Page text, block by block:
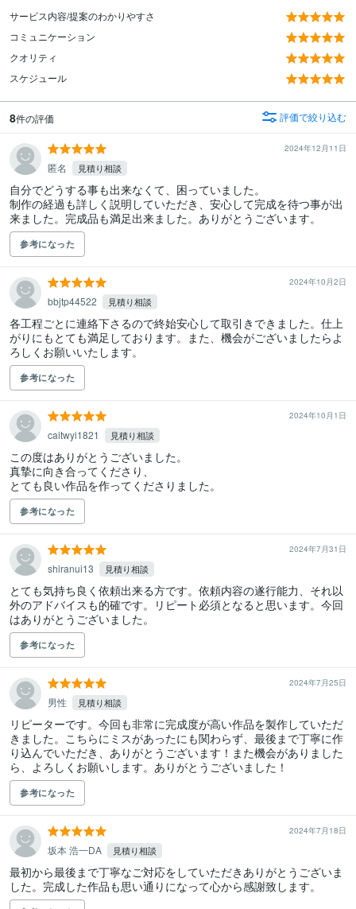
サービス内容/提案のわかりやすさ
コミュニケーション
クオリティ
スケジュール
8件の評価 評価で絞り込む
2024年12月11日
匿名 見積り相談
自分でどうする事も出来なくて、困っていました。
制作の経過も詳しく説明していただき、安心して完成を待つ事が出
来ました。完成品も満足出来ました。ありがとうございます。
参考になった
2024年10月2日
bbjtp44522 見積り相談
各工程ごとに連絡下さるので終始安心して取引きできました。仕上
がりにもとても満足しております。また、機会がございましたらよ
ろしくお願いいたします。
参考になった
2024年10月1日
caitwyi1821 見積り相談
この度はありがとうございました。
真摯に向き合ってくださり、
参考になった
2024年7月31日
shiranui13 見積り相談
とても気持ち良く依頼出来る方です。依頼内容の遂行能力、それ以
外のアドバイスも的確です。リピート必須となると思います。今回
はありがとうございました。
参考になった
2024年7月25日
男性 見積り相談
リピーターです。今回も非常に完成度が高い作品を製作していただ
きました。こちらにミスがあったにも関わらず、最後まで丁寧に作
り込んでいただき、ありがとうございます！また機会がありました
ら、よろしくお願いします。ありがとうございました！
参考になった
2024年7月18日
坂本 浩一DA 見積り相談
最初から最後まで丁寧なご対応をしていただきありがとうございま
した。完成した作品も思い通りになって心から感謝致します。